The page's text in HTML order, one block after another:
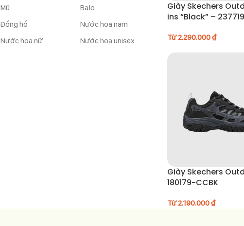
Mũ
Balo
Đồng hồ
Nước hoa nam
Nước hoa nữ
Nước hoa unisex
Giày Skechers
ins “Black” –
Từ2.290.000₫
Giày Skechers
180179-CCBK
Từ2.190.000₫